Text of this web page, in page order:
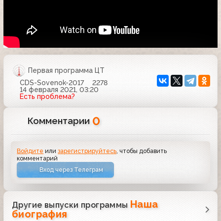
Первая программа ЦТ
CDS-Sovenok-2017
2278
14 февраля 2021, 03:20
Есть проблема?
Комментарии 0
Войдите илизарегистрируйтесь , чтобы добавить
комментарий
Вход через Телеграм
Другие выпуски программы Наша
биография